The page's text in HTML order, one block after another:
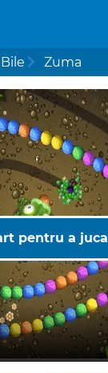
Bile Zuma
pentru a juca